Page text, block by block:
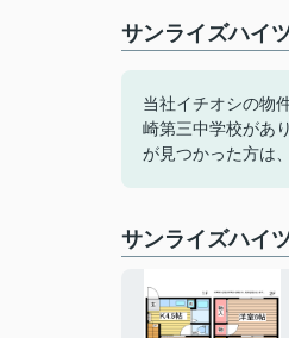
サンライズハイ
当社イチオシの物
崎第三中学校があ
が見つかった方は
サンライズハイ